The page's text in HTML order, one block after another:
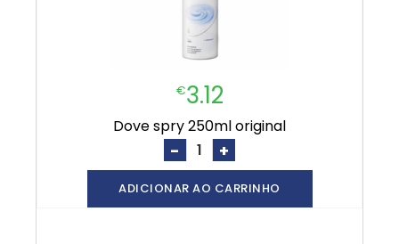
€3.12
dove spry 250ml original
- +
ADICIONAR AO CARRINHO